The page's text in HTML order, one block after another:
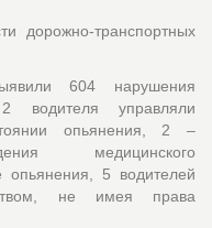
дорожно-транспортных
604 нарушения
водителя управляли
опьянения, 2 –
медицинского
опьянения, 5 водителей
не имея права